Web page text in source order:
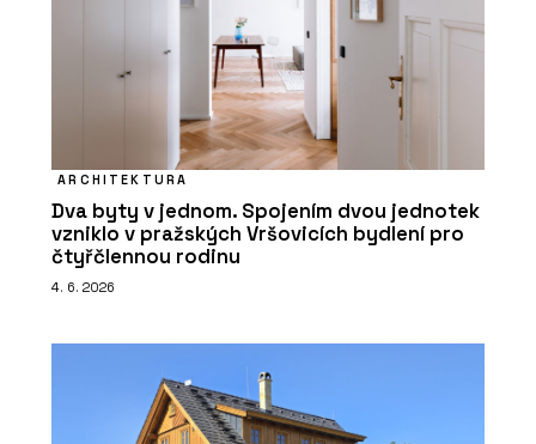
ARCHITEKTURA
Dva byty v jednom. Spojením dvou jednotek
vzniklo v pražských Vršovicích bydlení pro
čtyřčlennou rodinu
4. 6. 2026